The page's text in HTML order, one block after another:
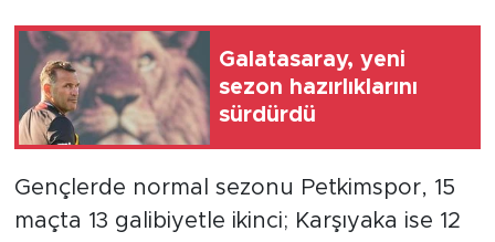
Galatasaray, yeni
sezon hazırlıklarını
sürdürdü
Gençlerde normal sezonu Petkimspor, 15
maçta 13 galibiyetle ikinci; Karşıyaka ise 12